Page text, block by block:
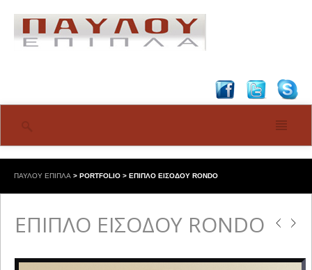
ΠΑΥΛΟΥ ΕΠΙΠΛΑ > PORTFOLIO > ΕΠΙΠΛΟ ΕΙΣΟΔΟΥ RONDO
ΕΠΙΠΛΟ ΕΙΣΟΔΟΥ RONDO